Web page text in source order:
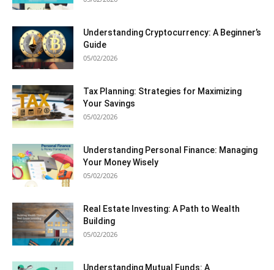
Understanding Cryptocurrency: A Beginner’s
Guide
05/02/2026
Tax Planning: Strategies for Maximizing
Your Savings
05/02/2026
Understanding Personal Finance: Managing
Your Money Wisely
05/02/2026
Real Estate Investing: A Path to Wealth
Building
05/02/2026
Understanding Mutual Funds: A